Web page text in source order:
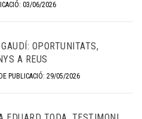
03/06/2026
OPORTUNITATS,
A REUS
PUBLICACIÓ: 29/05/2026